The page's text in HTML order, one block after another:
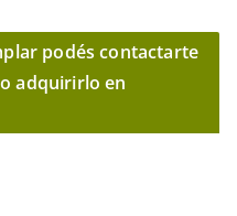
podés contactarte
adquirirlo en